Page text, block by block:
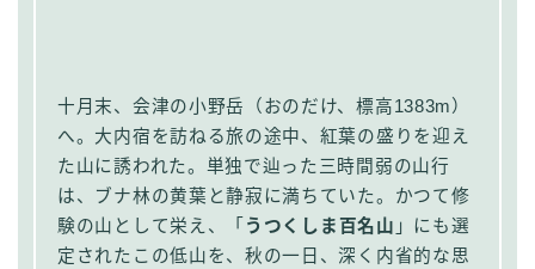
十月末、会津の小野岳（おのだけ、標高1383m）
へ。大内宿を訪ねる旅の途中、紅葉の盛りを迎え
た山に誘われた。単独で辿った三時間弱の山行
は、ブナ林の黄葉と静寂に満ちていた。かつて修
験の山として栄え、「 うつくしま百名山 」にも選
定されたこの低山を、秋の一日、深く内省的な思